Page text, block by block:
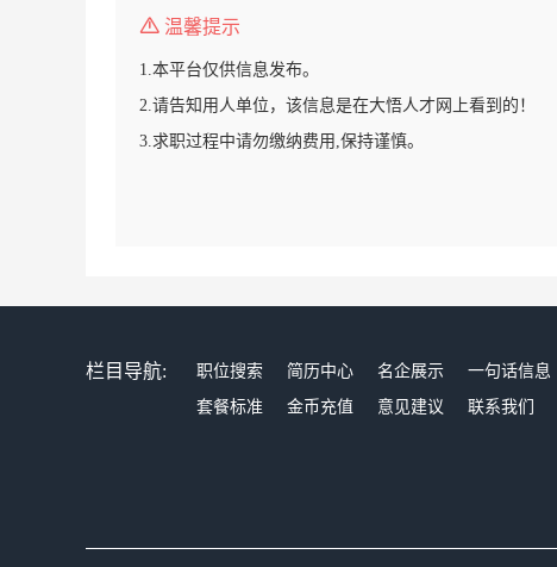
温馨提示
1.本平台仅供信息发布。
2.请告知用人单位，该信息是在大悟人才网上看到的！
3.求职过程中请勿缴纳费用,保持谨慎。
栏目导航: 职位搜索 简历中心 名企展示 一句话信息
套餐标准
金币充值 意见建议 联系我们